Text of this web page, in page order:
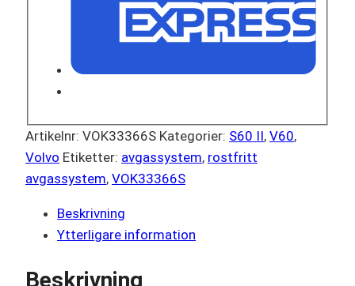
Artikelnr: VOK33366S Kategorier: S60 II, V60,
Volvo Etiketter: avgassystem, rostfritt
avgassystem, VOK33366S
Beskrivning
Ytterligare information
Beskrivning